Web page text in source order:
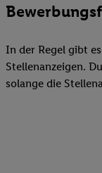
In der Regel gibt
Stellenanzeigen.
solange die